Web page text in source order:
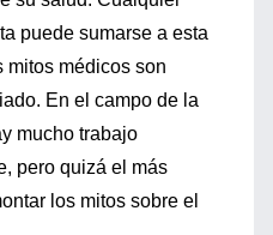
puede sumarse a esta
mitos médicos son
En el campo de la
mucho trabajo
pero quizá el más
los mitos sobre el